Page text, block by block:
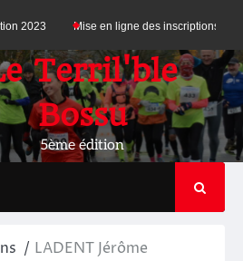
2023 Mise en ligne des inscriptions
Terril'ble
Bossu
5ème édition
LADENT Jérôme